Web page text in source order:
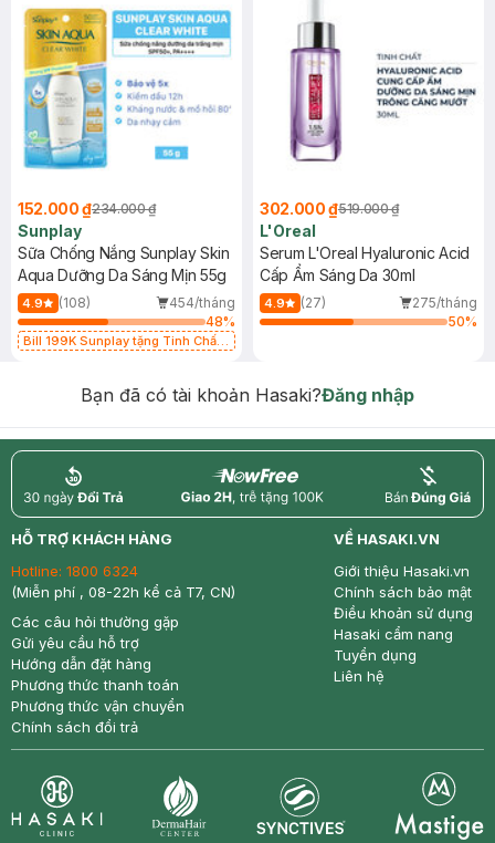
152.000 ₫234.000 ₫
Sunplay
Sữa Chống Nắng Sunplay Skin
Aqua Dưỡng Da Sáng Mịn 55g
4.9 (108)
454/tháng
48%
Bill 199K Sunplay tặng Tinh Chất
302.000 ₫519.000 ₫
L'Oreal
Serum L'Oreal Hyaluronic Acid
Cấp Ẩm Sáng Da 30ml
4.9 (27)
275/tháng
50%
Bạn đã có tài khoản Hasaki?Đăng nhập
return nowfree price
HỖ TRỢ KHÁCH HÀNG
Hotline: 1800 6324
(Miễn phí , 08-22h kể cả T7, CN)
Các câu hỏi thường gặp
Gửi yêu cầu hỗ trợ
Hướng dẫn đặt hàng
Phương thức thanh toán
Phương thức vận chuyển
Chính sách đổi trả
VỀ HASAKI.VN
Giới thiệu Hasaki.vn
Chính sách bảo mật
Điều khoản sử dụng
Hasaki cẩm nang
Tuyển dụng
Liên hệ